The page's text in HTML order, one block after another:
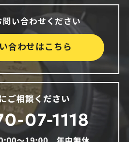
い合わせください
合わせはこちら